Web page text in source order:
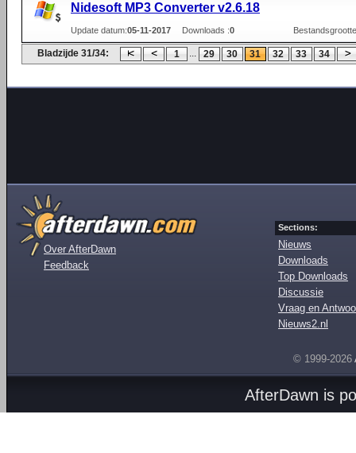
Nidesoft MP3 Converter v2.6.18
Update datum:05-11-2017 Downloads :0
Bladzijde 31/34: 1 ... 29 30 31 32 33 34
Over AfterDawn
Feedback
Sections:
Nieuws
Downloads
Top Downloads
Discussie
Vraag en
Nieuws2.nl
© 1999-2026
AfterDawn is